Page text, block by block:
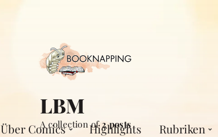
Über Comics Highlights Rubriken
LBM
A collection of2 posts